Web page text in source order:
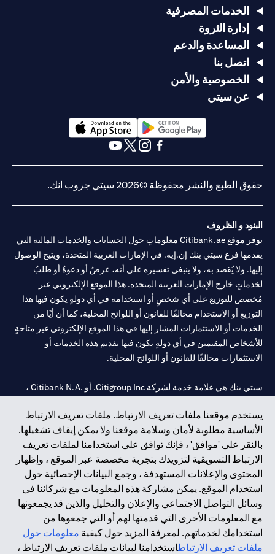
يستخدم موقعنا ملفات تعريف الارتباط. ملفات تعريف الارتباط
الأساسية مطلوبة لأمان وسلامة موقعنا ولا يمكن إيقاف تشغيلها.
بالنقر على 'موافق' ، فإنك توافق على استخدامنا لملفات تعريف
الارتباط التسويقية لتزويدك بتجربة مخصصة عبر الموقع ، وإظهار
المحتوى والإعلانات المستهدفة ، وجمع البيانات الإحصائية حول
استخدام الموقع. يمكن مشاركة هذه المعلومات مع شركائنا في
وسائل التواصل الاجتماعي والإعلان والتحليل والذين قد يجمعونها
مع المعلومات الأخرى التي قدمتها لهم أو التي جمعوها من
استخدامك لخدماتهم. لمعرفة المزيد حول كيفية معلومات حول
ملفات تعريف الارتباطاستخدامنا لبيانات ملفات تعريف الارتباط ،
الخدمات المصرفية
إدارة الثروة
المساعدة والدعم
اتصل بنا
الخصوصية والأمن
عن سيتي
(opens in a new tab)
حقوق الطبع والنشر محفوظة ©2026 سيتي جروب انك.
البنود و الظروف
يوفر موقع Citibank.ae معلوماتٍ حول الحسابات والخدمات المالية التي
يقدمها فرع سيتي بنك إن.إيه. في الإمارات العربية المتحدة، ويتيح الوصول
إليها. ولا يُقصد به، ولا ينبغي تفسيره على أنه، عرضٌ أو دعوةٌ أو طلبٌ
لخدماتٍ خارج الإمارات العربية المتحدة. هذا الموقع الإلكتروني غير
مُخصص للتوزيع على أي شخصٍ أو استخدامه في أي دولةٍ يكون فيها هذا
التوزيع أو الاستخدام مخالفًا للقانون أو اللوائح المحلية، كما أن أيًا من
الخدمات أو الاستثمارات المشار إليها في هذا الموقع الإلكتروني غير متاحةٍ
للأشخاص المقيمين في أي دولةٍ يكون فيها تقديم هذه الخدمات أو
الاستثمارات مخالفًا للقانون أو اللوائح المحلية.
سيتي بنك هي علامة خدمة لشركة Citigroup Inc. أو .Citibank N.A ،
سيتي بنك إن. إيه. الإمارات مسجل لدى مصرف الإمارات المركزي تحت
أرقام التراخيص 202563 لفرع الوصل في دبي، 531989 لفرع مول
الإمارات في دبي، وCN-1002019لفرع أبوظبي. هاتف: 4000 311 04.
فرع سيتي بنك إن إيه - الإمارات العربية المتحدة مرخص من مصرف
الإمارات العربية المتحدة المركزي كفرع لبنك أجنبي.
سيتي بنك إن إيه الإمارات العربية المتحدة مرخص من هيئة الأوراق المالية
والسلع في الإمارات العربية المتحدة ("SCA") للقيام بالنشاط المالي لـ أ)
الاستشارات المالية والتعريف والترويج بموجب ترخيص رقم
20200000097 ب) وسيط تداول في الأسواق الدولية بموجب ترخيص